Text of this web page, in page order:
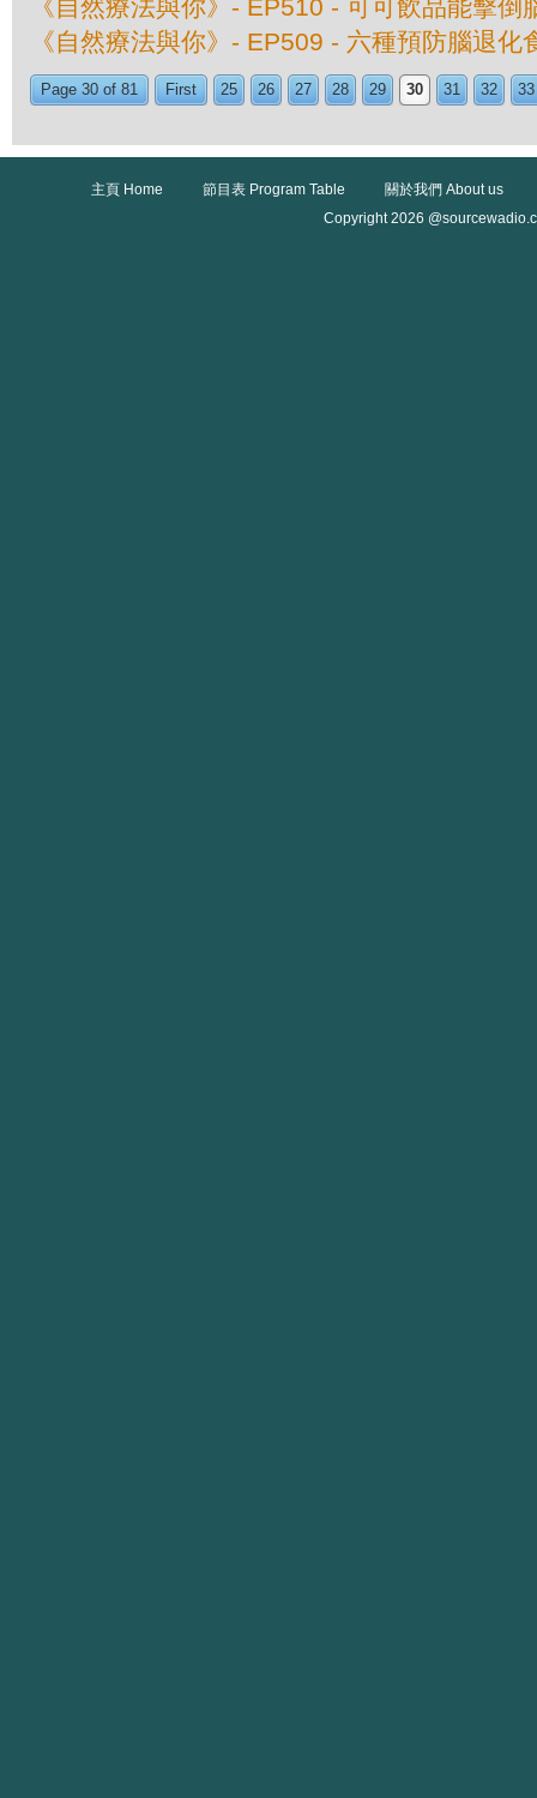
《自然療法與你》- EP510 - 可可飲品能擊倒
《自然療法與你》- EP509 - 六種預防腦退化
Page 30 of 81 First 25 26 27 28 29 30 31 32 33
主頁 Home 節目表 Program Table
關於我們 About us
Copyright 2026